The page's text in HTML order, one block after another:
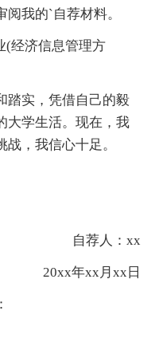
我的`自荐材料。
济信息管理方
实，凭借自己的毅
大学生活。现在，我
，我信心十足。
自荐人：xx
20xx年xx月xx日